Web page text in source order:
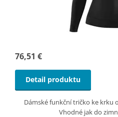
76,51 €
Detail produktu
Dámské funkční tričko ke krku
Vhodné jak do